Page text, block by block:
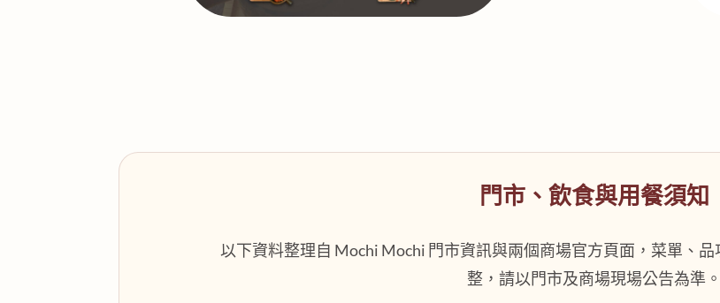
門市、飲食與用餐須知
以下資料整理自 Mochi Mochi 門市資訊與兩個商場官方頁面，菜單、
整，請以門市及商場現場公告為準。